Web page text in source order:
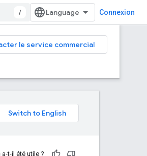
/ Connexion
le service commercial
t-il été utile ?